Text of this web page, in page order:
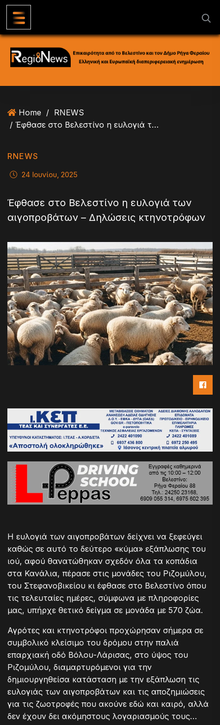
Home / RNEWS
/ Έφθασε στο Βελεστίνο η ευλογιά των αιγοπροβάτων – Δηλώσεις κτηνοτρόφων
RNEWS
24 Ιουνίου, 2025
Έφθασε στο Βελεστίνο η ευλογιά των
αιγοπροβάτων – Δηλώσεις κτηνοτρόφων
Η ευλογιά των αιγοπροβάτων δείχνει να ξεφεύγει
καθώς σε αυτό το δεύτερο «κύμα» εξάπλωσης του
ιού, αφού θανατώθηκαν σχεδόν όλα τα κοπάδια
στα Κανάλια, πέρασε στις μονάδες του Ριζομύλου,
του Στεφανοβικείου κι έφθασε στο Βελεστίνο όπου
τις τελευταίες ημέρες, σύμφωνα με πληροφορίες
μας, υπήρχε θετικό δείγμα σε μονάδα με 570 ζώα.
Αγρότες και κτηνοτρόφοι προχώρησαν σήμερα σε
συμβολικό κλείσιμο του δρόμου στην παλιά
επαρχιακή οδό Βόλου-Λάρισας, στο ύψος του
Ριζομύλου, διαμαρτυρόμενοι για την
δημιουργηθείσα κατάσταση με την εξάπλωση τις
ευλογιάς των αιγοπροβάτων και τις αποζημιώσεις
για τις ζωοτροφές που ακούνε εδώ και καιρό, αλλά
δεν έχουν δει ακόμηστους λογαριασμούς τους…